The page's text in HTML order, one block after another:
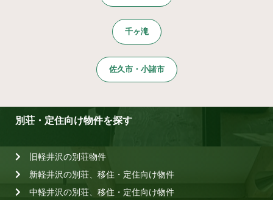
千ヶ滝
佐久市・小諸市
別荘・定住向け物件を探す
旧軽井沢の別荘物件
新軽井沢の別荘、移住・定住向け物件
中軽井沢の別荘、移住・定住向け物件